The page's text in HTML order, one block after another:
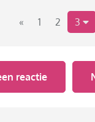
« 1 2 3
reactie